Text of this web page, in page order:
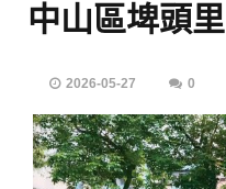
中山區埤頭里
2026-05-27 0